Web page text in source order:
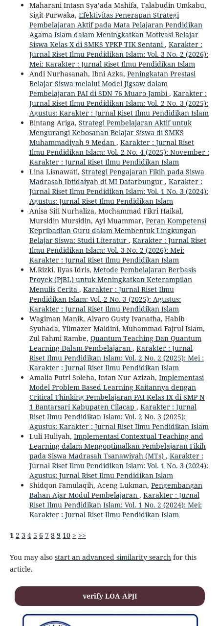
Maharani Intasn Sya’ada Mahifa, Talabudin Umkabu,
Sigit Purwaka, Efektivitas Penerapan Strategi
Pembelajaran Aktif pada Mata Pelajaran Pendidikan
Agama Islam dalam Meningkatkan Motivasi Belajar
Siswa Kelas X di SMKS YPKP TIK Sentani, Karakter :
Jurnal Riset Ilmu Pendidikan Islam: Vol. 3 No. 2 (2026):
Mei: Karakter : Jurnal Riset Ilmu Pendidikan Islam
Andi Nurhasanah, Ibni Azka, Peningkatan Prestasi
Belajar Siswa melalui Model Jigsaw dalam
Pembelajaran PAI di SDN 76 Muaro Jambi, Karakter :
Jurnal Riset Ilmu Pendidikan Islam: Vol. 2 No. 3 (2025):
Agustus: Karakter : Jurnal Riset Ilmu Pendidikan Islam
Bintang Ariga, Strategi Pembelajaran Aktif untuk
Mengurangi Kebosanan Belajar Siswa di SMKS
Muhammadiyah 9 Medan , Karakter : Jurnal Riset
Ilmu Pendidikan Islam: Vol. 2 No. 4 (2025): November :
Karakter : Jurnal Riset Ilmu Pendidikan Islam
Lina Lisnawati, Strategi Pengajaran Fikih pada Siswa
Madrasah Ibtidaiyah di MI Datarbungur , Karakter :
Jurnal Riset Ilmu Pendidikan Islam: Vol. 1 No. 3 (2024):
Agustus: Jurnal Riset Ilmu Pendidikan Islam
Anisa Siti Nurhaliza, Mochammad Fikri Haikal,
Mursidin Mursidin, Ayi Muammar, Peran Kompetensi
Kepribadian Guru dalam Membentuk Lingkungan
Belajar Siswa: Studi Literatur , Karakter : Jurnal Riset
Ilmu Pendidikan Islam: Vol. 3 No. 2 (2026): Mei:
Karakter : Jurnal Riset Ilmu Pendidikan Islam
M.Rizki, Ilyas Idris, Metode Pembelajaran Berbasis
Proyek (PjBL) untuk Meningkatkan Keterampilan
Menulis Cerita , Karakter : Jurnal Riset Ilmu
Pendidikan Islam: Vol. 2 No. 3 (2025): Agustus:
Karakter : Jurnal Riset Ilmu Pendidikan Islam
Wagiman Manik, Alvaro Gusty Ivanatha, Habib
Syuhada, Yilmazer Maldini, Muhammad Fajrul Islam,
Zul Fahmi Rambe, Quantum Teaching Dan Quantum
Learning Dalam Pembelajaran , Karakter : Jurnal
Riset Ilmu Pendidikan Islam: Vol. 2 No. 2 (2025): Mei :
Karakter : Jurnal Riset Ilmu Pendidikan Islam
Amalia Putri Soleha, Intan Nur Azizah, Implementasi
Model Problem Based Learning Kaitannya dengan
Critical Thinking Pembelajaran PAI Kelas IX di SMP N
1 Bantarsari Kabupaten Cilacap , Karakter : Jurnal
Riset Ilmu Pendidikan Islam: Vol. 2 No. 3 (2025):
Agustus: Karakter : Jurnal Riset Ilmu Pendidikan Islam
Luli Huliyah, Implementasi Contextual Teaching and
Learning dalam Mengoptimalkan Pembelajaran Fikih
pada Siswa Madrasah Tsanawiyah (MTs) , Karakter :
Jurnal Riset Ilmu Pendidikan Islam: Vol. 1 No. 3 (2024):
Agustus: Jurnal Riset Ilmu Pendidikan Islam
Shidqon Famulaqih, Aceng Lukman, Pengembangan
Bahan Ajar Modul Pembelajaran , Karakter : Jurnal
Riset Ilmu Pendidikan Islam: Vol. 1 No. 2 (2024): Mei:
Karakter : Jurnal Riset Ilmu Pendidikan Islam
1 2 3 4 5 6 7 8 9 10 > >>
You may also start an advanced similarity search for this
article.
verify LOA APJI